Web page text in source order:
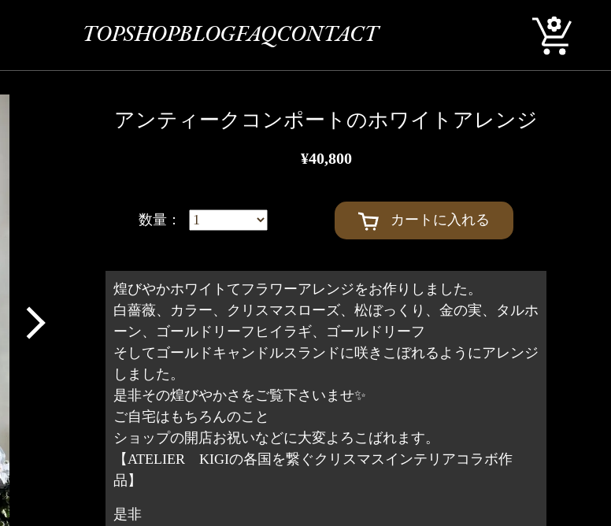
TOPSHOPBLOGFAQCONTACT
アンティークコンポートのホワイトアレンジ
¥40,800
数量： カートに入れる
煌びやかホワイトてフラワーアレンジをお作りしました。
白薔薇、カラー、クリスマスローズ、松ぼっくり、金の実、タルホ
ーン、ゴールドリーフヒイラギ、ゴールドリーフ
そしてゴールドキャンドルスランドに咲きこぼれるようにアレンジ
しました。
是非その煌びやかさをご覧下さいませ✨
ご自宅はもちろんのこと
ショップの開店お祝いなどに大変よろこばれます。
【ATELIER KIGIの各国を繋ぐクリスマスインテリアコラボ作
品】
是非